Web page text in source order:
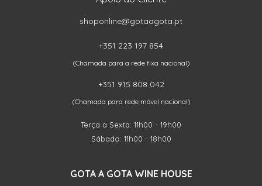
shoponline@gotaagota.pt
+351 223 197 854
(Chamada para a rede fixa nacional)
+351 915 808 042
(Chamada para rede móvel nacional)
Terça a Sexta: 11h00 - 19h00
Sábado: 11h00 - 18h00
GOTA A GOTA WINE HOUSE